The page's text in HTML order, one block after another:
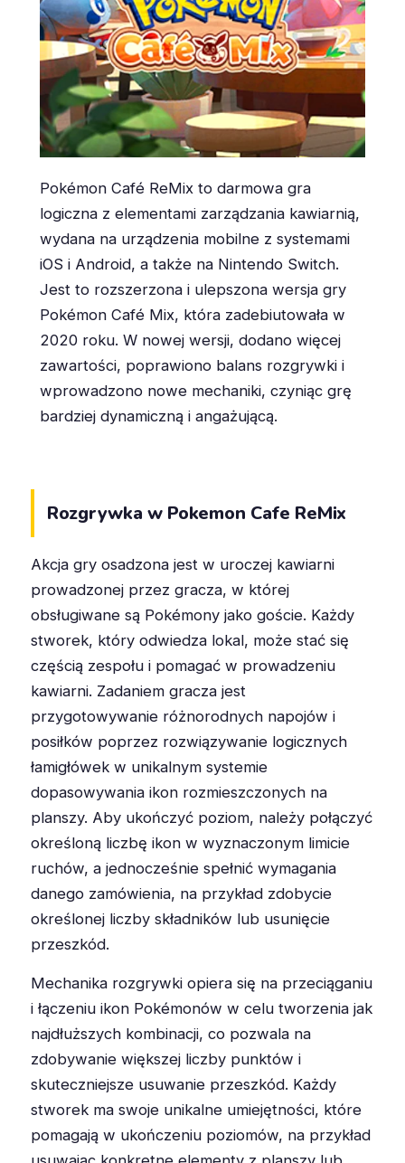
Pokémon Café ReMix to darmowa gra
logiczna z elementami zarządzania kawiarnią,
wydana na urządzenia mobilne z systemami
iOS i Android, a także na Nintendo Switch.
Jest to rozszerzona i ulepszona wersja gry
Pokémon Café Mix, która zadebiutowała w
2020 roku. W nowej wersji, dodano więcej
zawartości, poprawiono balans rozgrywki i
wprowadzono nowe mechaniki, czyniąc grę
bardziej dynamiczną i angażującą.
Rozgrywka w Pokemon Cafe ReMix
Akcja gry osadzona jest w uroczej kawiarni
prowadzonej przez gracza, w której
obsługiwane są Pokémony jako goście. Każdy
stworek, który odwiedza lokal, może stać się
częścią zespołu i pomagać w prowadzeniu
kawiarni. Zadaniem gracza jest
przygotowywanie różnorodnych napojów i
posiłków poprzez rozwiązywanie logicznych
łamigłówek w unikalnym systemie
dopasowywania ikon rozmieszczonych na
planszy. Aby ukończyć poziom, należy połączyć
określoną liczbę ikon w wyznaczonym limicie
ruchów, a jednocześnie spełnić wymagania
danego zamówienia, na przykład zdobycie
określonej liczby składników lub usunięcie
przeszkód.
Mechanika rozgrywki opiera się na przeciąganiu
i łączeniu ikon Pokémonów w celu tworzenia jak
najdłuższych kombinacji, co pozwala na
zdobywanie większej liczby punktów i
skuteczniejsze usuwanie przeszkód. Każdy
stworek ma swoje unikalne umiejętności, które
pomagają w ukończeniu poziomów, na przykład